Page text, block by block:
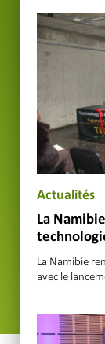
Actualités
La
La Namibie
avec le